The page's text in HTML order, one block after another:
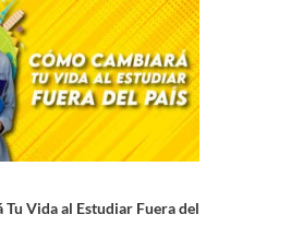
Tu Vida al Estudiar Fuera del